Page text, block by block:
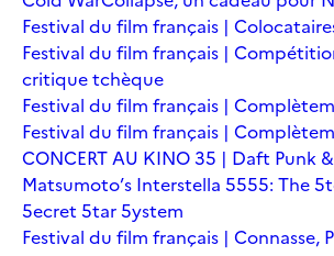
Festival du film français |
Festival du film français |
critique tchèque
Festival du film français |
Festival du film français |
CONCERT AU KINO 35 | Daft Punk
Matsumoto’s Interstella 5555: The
5ecret 5tar 5ystem
Festival du film français | Connasse,